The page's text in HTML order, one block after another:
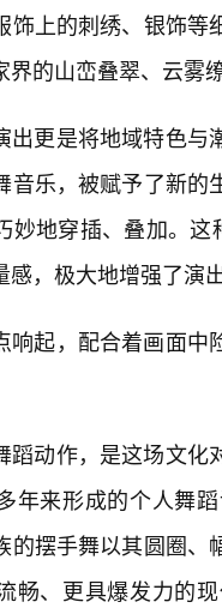
饰上的刺绣、银饰
界的山峦叠翠、云雾
出更是将地域特色
音乐，被赋予了新
妙地穿插、叠加。
感，极大地增强了演
响起，配合着画面
蹈动作，是这场文化
年来形成的个人舞
的摆手舞以其圆圈
畅、更具爆发力的